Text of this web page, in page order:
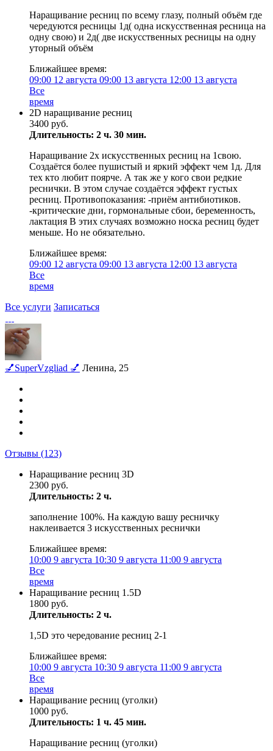
Наращивание ресниц по всему глазу, полный объём где
чередуются ресницы 1д( одна искусственная ресница на
одну свою) и 2д( две искусственных ресницы на одну
уторный объём
Ближайшее время:
09:00 12 августа 09:00 13 августа 12:00 13 августа
Все
время
2D наращивание ресниц
3400 руб.
Длительность: 2 ч. 30 мин.
Наращивание 2х искусственных ресниц на 1свою.
Создаётся более пушистый и яркий эффект чем 1д. Для
тех кто любит поярче. А так же у кого свои редкие
реснички. В этом случае создаётся эффект густых
ресниц. Противопоказания: -приём антибиотиков.
-критические дни, гормональные сбои, беременность,
лактация В этих случаях возможно носка ресниц будет
меньше. Но не обязательно.
Ближайшее время:
09:00 12 августа 09:00 13 августа 12:00 13 августа
Все
время
Все услуги Записаться
💅SuperVzgliad 💅 Ленина, 25
Отзывы (123)
Наращивание ресниц 3D
2300 руб.
Длительность: 2 ч.
заполнение 100%. На каждую вашу ресничку
наклеивается 3 искусственных реснички
Ближайшее время:
10:00 9 августа 10:30 9 августа 11:00 9 августа
Все
время
Наращивание ресниц 1.5D
1800 руб.
Длительность: 2 ч.
1,5D это чередование ресниц 2-1
Ближайшее время:
10:00 9 августа 10:30 9 августа 11:00 9 августа
Все
время
Наращивание ресниц (уголки)
1000 руб.
Длительность: 1 ч. 45 мин.
Наращивание ресниц (уголки)